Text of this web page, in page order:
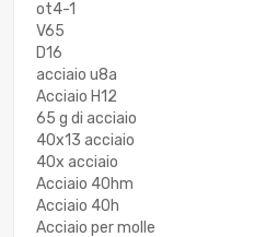
ot4-1
V65
D16
acciaio u8a
Acciaio H12
65 g di acciaio
40x13 acciaio
40x acciaio
Acciaio 40hm
Acciaio 40h
Acciaio per molle